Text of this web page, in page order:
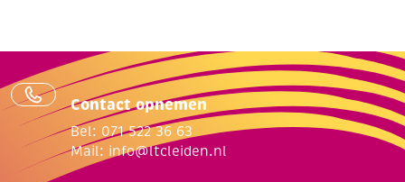
Contact opnemen
Bel: 071 522 36 63
Mail: info@ltcleiden.nl